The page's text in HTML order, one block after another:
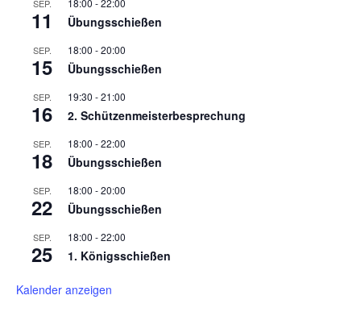
SEP.
11
18:00 -22:00
Übungsschießen
SEP.
15
18:00 -20:00
Übungsschießen
SEP.
16
19:30 -21:00
2. Schützenmeisterbesprechung
SEP.
18
18:00 -22:00
Übungsschießen
SEP.
22
18:00 -20:00
Übungsschießen
SEP.
25
18:00 -22:00
1. Königsschießen
Kalender anzeigen